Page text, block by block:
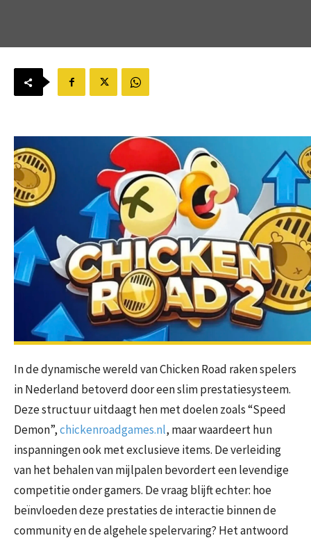
In de dynamische wereld van Chicken Road raken spelers
in Nederland betoverd door een slim prestatiesysteem.
Deze structuur uitdaagt hen met doelen zoals “Speed
Demon”,chickenroadgames.nl, maar waardeert hun
inspanningen ook met exclusieve items. De verleiding
van het behalen van mijlpalen bevordert een levendige
competitie onder gamers. De vraag blijft echter: hoe
beïnvloeden deze prestaties de interactie binnen de
community en de algehele spelervaring? Het antwoord